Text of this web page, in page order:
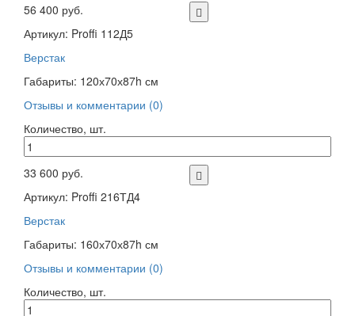
56 400 руб.
Артикул: Proffi 112Д5
Верстак
Габариты: 120х70х87h см
Отзывы и комментарии (0)
Количество, шт.
33 600 руб.
Артикул: Proffi 216ТД4
Верстак
Габариты: 160х70х87h см
Отзывы и комментарии (0)
Количество, шт.